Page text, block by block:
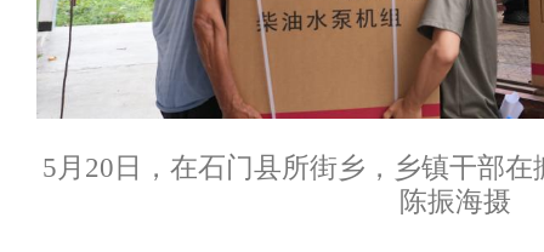
5月20日，在石门县所街乡，乡镇干部
陈振海摄